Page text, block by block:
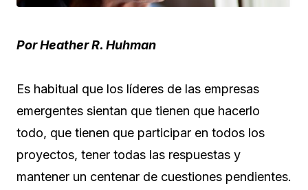
Por Heather R. Huhman
Es habitual que los líderes de las empresas
emergentes sientan que tienen que hacerlo
todo, que tienen que participar en todos los
proyectos, tener todas las respuestas y
mantener un centenar de cuestiones pendientes.